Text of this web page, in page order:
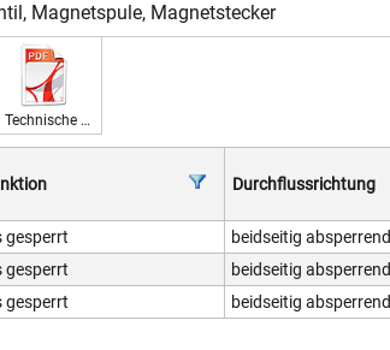
Magnetspule, Magnetstecker
Technische Daten 230 V
Durchflussrichtung
gesperrt beidseitig absperrend
gesperrt beidseitig absperrend
gesperrt beidseitig absperrend